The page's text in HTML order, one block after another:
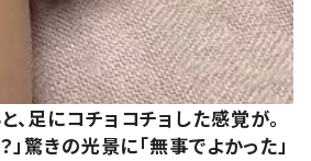
、足にコチョコチョした感覚が。
」驚きの光景に「無事でよかった」